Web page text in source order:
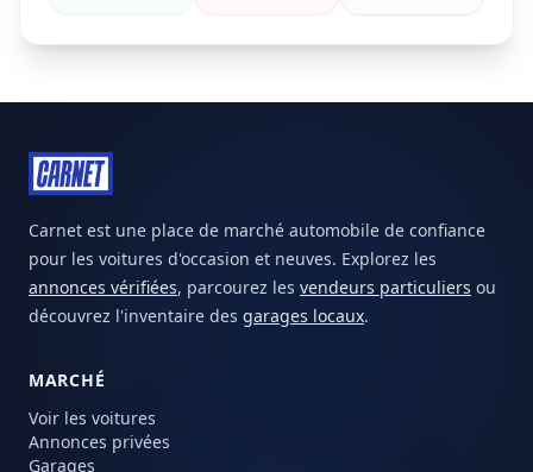
Carnet est une place de marché automobile de confiance
pour les voitures d'occasion et neuves. Explorez les
annonces vérifiées, parcourez les vendeurs particuliers ou
découvrez l'inventaire des garages locaux.
MARCHÉ
Voir les voitures
Annonces privées
Garages